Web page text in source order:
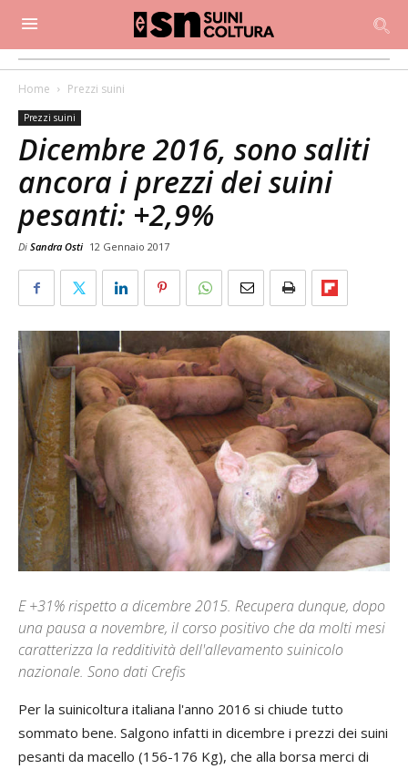
Home Prezzi suini
Prezzi suini
Dicembre 2016, sono saliti
ancora i prezzi dei suini
pesanti: +2,9%
Di Sandra Osti 12 Gennaio 2017
E +31% rispetto a dicembre 2015. Recupera dunque, dopo
una pausa a novembre, il corso positivo che da molti mesi
caratterizza la redditività dell'allevamento suinicolo
nazionale. Sono dati Crefis
Per la suinicoltura italiana l'anno 2016 si chiude tutto
sommato bene. Salgono infatti in dicembre i prezzi dei suini
pesanti da macello (156-176 Kg), che alla borsa merci di